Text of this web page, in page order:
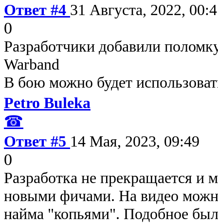
Ответ #4 31 Августа, 2022,
0
Разработчики добавили
Warband
В бою можно будет
Petro Buleka
☎
Ответ #5 14 Мая, 2023, 09:49
0
Разработка не прекращается и
новыми фичами. На видео
найма "копьями". Подобное